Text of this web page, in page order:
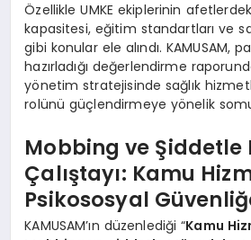
Özellikle UMKE ekiplerinin
kapasitesi, eğitim standartları ve
gibi konular ele alındı. KAMUSAM,
hazırladığı değerlendirme
yönetim stratejisinde sağlık
rolünü güçlendirmeye yönelik
Mobbing ve
Çalıştayı: Kamu
Psikososyal
KAMUSAM’ın düzenlediği “Kamu